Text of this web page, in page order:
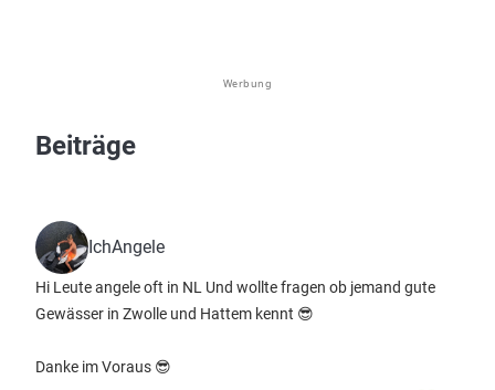
Werbung
Beiträge
IchAngele
Hi Leute angele oft in NL Und wollte fragen ob jemand gute
Gewässer in Zwolle und Hattem kennt 😎
Danke im Voraus 😎